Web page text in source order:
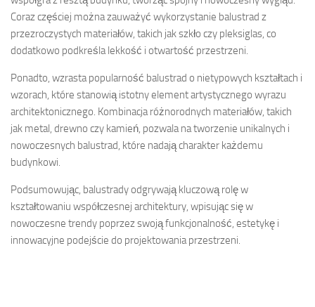
Coraz częściej można zauważyć wykorzystanie balustrad z
przezroczystych materiałów, takich jak szkło czy pleksiglas, co
dodatkowo podkreśla lekkość i otwartość przestrzeni.
Ponadto, wzrasta popularność balustrad o nietypowych kształtach i
wzorach, które stanowią istotny element artystycznego wyrazu
architektonicznego. Kombinacja różnorodnych materiałów, takich
jak metal, drewno czy kamień, pozwala na tworzenie unikalnych i
nowoczesnych balustrad, które nadają charakter każdemu
budynkowi.
Podsumowując, balustrady odgrywają kluczową rolę w
kształtowaniu współczesnej architektury, wpisując się w
nowoczesne trendy poprzez swoją funkcjonalność, estetykę i
innowacyjne podejście do projektowania przestrzeni.